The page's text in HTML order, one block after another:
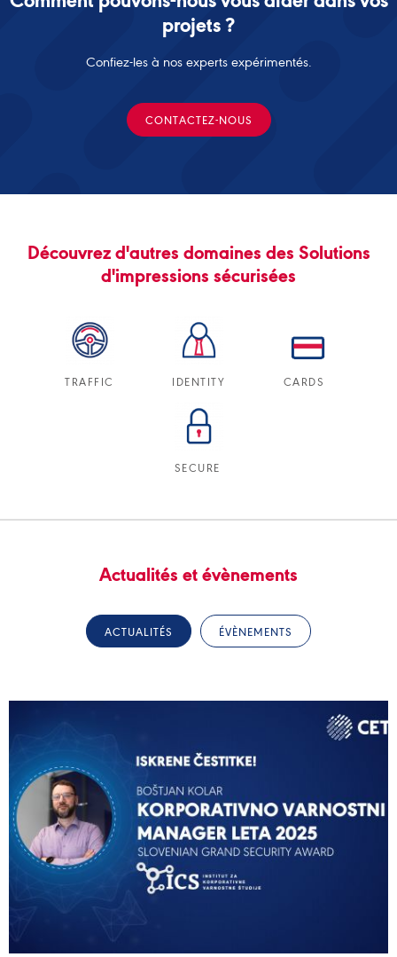
projets ?
Confiez-les à nos experts expérimentés.
CONTACTEZ-NOUS
Découvrez d'autres domaines des Solutions
d'impressions sécurisées
TRAFFIC IDENTITY CARDS
SECURE
Actualités et évènements
ACTUALITÉS ÉVÈNEMENTS